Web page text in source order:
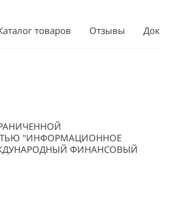
товаров Отзывы
"ИНФОРМАЦИОННОЕ
ФИНАНСОВЫЙ